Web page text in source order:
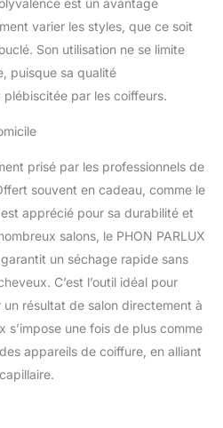
aide à maintenir l'hygiène
pendant l'utilisation.
Système innovant « Hair
Catcher » pour un
meilleur fonctionnement
et une durée de vie plus
longue. Diffuseur Magic
spécialement conçu qui
améliorera
façon dont vous séchez
les boucles, leur donnant
une finition naturelle et
rapide. Diffuseur de taille
également d'ouvertures
placées qui permettent la
combinaison idéale de
température et de flux
varier les styles, que ce soit
Son utilisation ne se limite
puisque sa qualité
par les coiffeurs.
prisé par les professionnels de
souvent en cadeau, comme le
apprécié pour sa durabilité et
salons, le PHON PARLUX
un séchage rapide sans
C’est l’outil idéal pour
résultat de salon directement à
s’impose une fois de plus comme
appareils de coiffure, en alliant